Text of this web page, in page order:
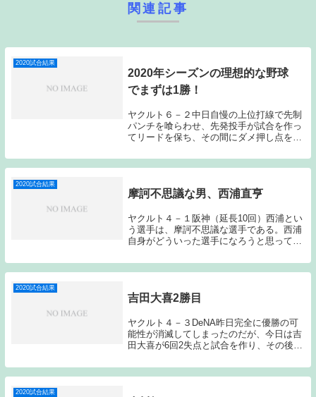
関連記事
2020試合結果
2020年シーズンの理想的な野球
でまずは1勝！
ヤクルト６－２中日自慢の上位打線で先制
パンチを喰らわせ、先発投手が試合を作っ
てリードを保ち、その間にダメ押し点を奪
ーズンの初勝利を手にしてみせた。打線は
昨日に引き続き、初回に3点を奪ってみせ
2020試合結果
摩訶不思議な男、西浦直亨
ヤクルト４－１阪神（延長10回）西浦とい
う選手は、摩訶不思議な選手である。西浦
自身がどういった選手になろうと思ってプ
ーイヤーの開幕戦でスタメンの座を勝ち取
り、初打席初ホームランというド派手なデ
2020試合結果
吉田大喜2勝目
ヤクルト４－３DeNA昨日完全に優勝の可
能性が消滅してしまったのだが、今日は吉
田大喜が6回2失点と試合を作り、その後は
みせた。吉田大喜は2回に佐野、6回に梶谷
にソロホームランを浴びてしまったのだ
2020試合結果